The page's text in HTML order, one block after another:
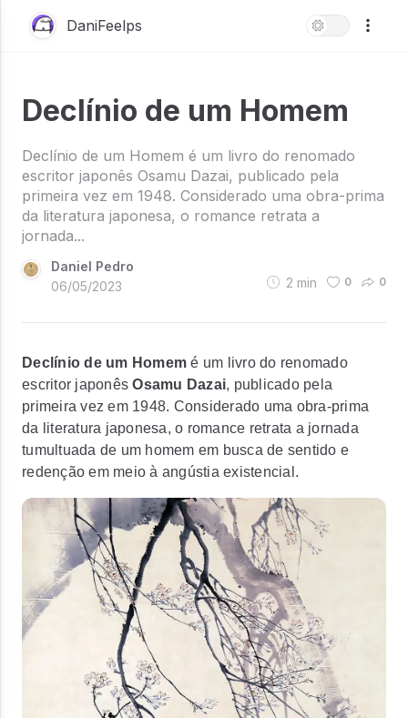
DaniFeelps
Declínio de um Homem
Declínio de um Homem é um livro do renomado
escritor japonês Osamu Dazai, publicado pela
primeira vez em 1948. Considerado uma obra-prima
da literatura japonesa, o romance retrata a
jornada...
Daniel Pedro
06/05/2023
2 min 0 0
Declínio de um Homem é um livro do renomado
escritor japonêsOsamu Dazai, publicado pela
primeira vez em 1948. Considerado uma obra-prima
da literatura japonesa, o romance retrata a jornada
tumultuada de um homem em busca de sentido e
redenção em meio à angústia existencial.